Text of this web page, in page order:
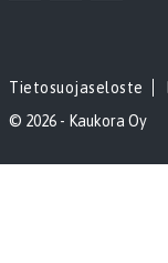
Tietosuojaseloste
© 2026 - Kaukora Oy